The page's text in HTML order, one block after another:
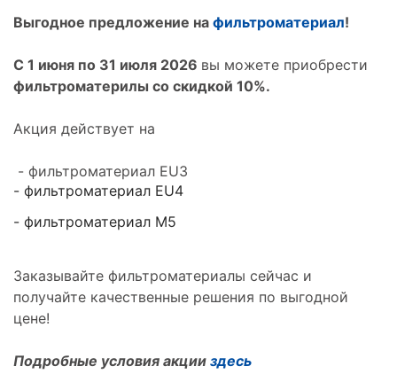
Выгодное предложение на фильтроматериал!
С 1 июня по 31 июля 2026 вы можете приобрести
фильтроматерилы со скидкой 10%.
Акция действует на
- фильтроматериал EU3
- фильтроматериал EU4
- фильтроматериал M5
Заказывайте фильтроматериалы сейчас и
получайте качественные решения по выгодной
цене!
Подробные условия акции здесь